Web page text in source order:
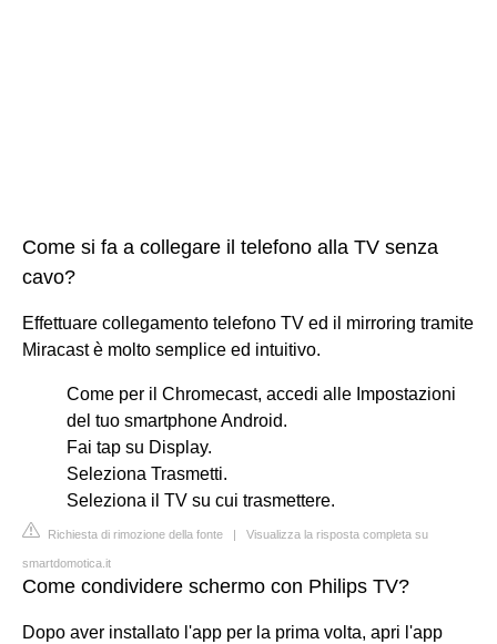
Come si fa a collegare il telefono alla TV senza
cavo?
Effettuare collegamento telefono TV ed il mirroring tramite
Miracast è molto semplice ed intuitivo.
Come per il Chromecast, accedi alle Impostazioni
del tuo smartphone Android.
Fai tap su Display.
Seleziona Trasmetti.
Seleziona il TV su cui trasmettere.
Richiesta di rimozione della fonte | Visualizza la risposta completa su
smartdomotica.it
Come condividere schermo con Philips TV?
Dopo aver installato l'app per la prima volta, apri l'app